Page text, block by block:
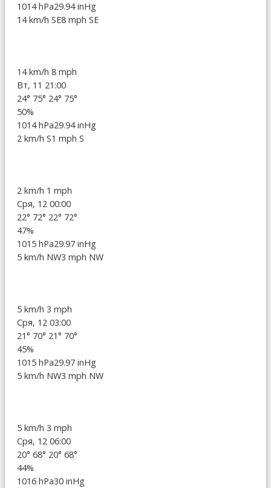
1014 hPa29.94 inHg
14 km/h SE8 mph SE
14 km/h 8 mph
Вт, 11 21:00
24° 75° 24° 75°
50%
1014 hPa29.94 inHg
2 km/h S1 mph S
2 km/h 1 mph
Сря, 12 00:00
22° 72° 22° 72°
47%
1015 hPa29.97 inHg
5 km/h NW3 mph NW
5 km/h 3 mph
Сря, 12 03:00
21° 70° 21° 70°
45%
1015 hPa29.97 inHg
5 km/h NW3 mph NW
5 km/h 3 mph
Сря, 12 06:00
20° 68° 20° 68°
44%
1016 hPa30 inHg